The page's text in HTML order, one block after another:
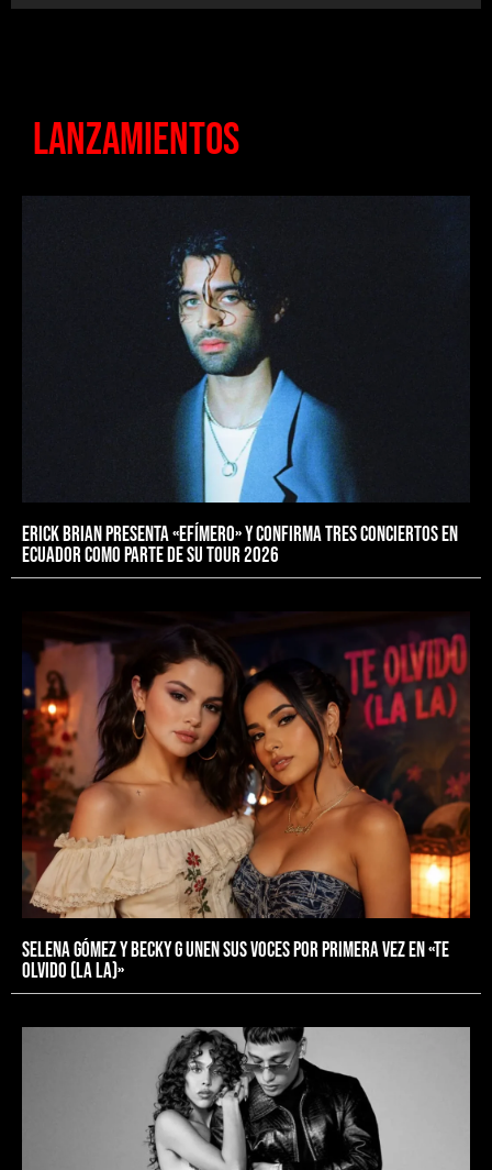
LANZAMIENTOS
Erick Brian presenta «Efímero» y confirma tres conciertos en
Ecuador como parte de su Tour 2026
Selena Gómez y Becky G unen sus voces por primera vez en «Te
Olvido (La La)»